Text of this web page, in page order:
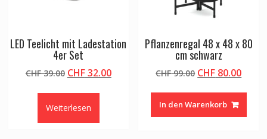
LED Teelicht mit Ladestation
4er Set
CHF39.00 Ursprünglicher
CHF 39.00
CHF32.00Aktueller
Weiterlesen
Pflanzenregal 48 x 48 x 80
cm schwarz
CHF99.00 Ursprünglicher
war:
CHF 99.00
CHF 80.00
In den Warenkorb